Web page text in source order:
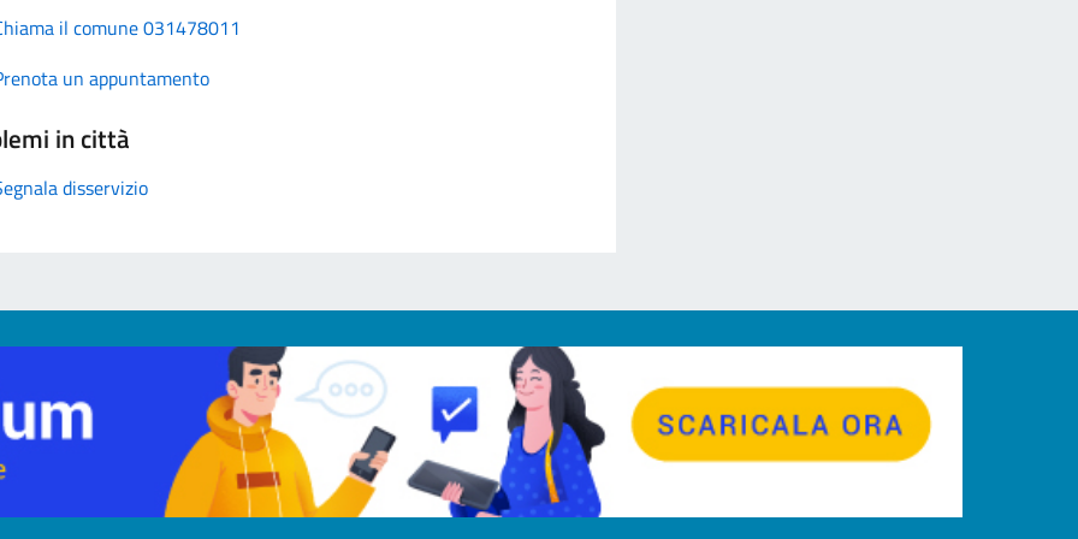
il comune 031478011
un appuntamento
in città
disservizio